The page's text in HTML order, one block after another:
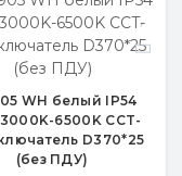
WH белый IP54
6500K CCT-
D370*25
(без ПДУ)